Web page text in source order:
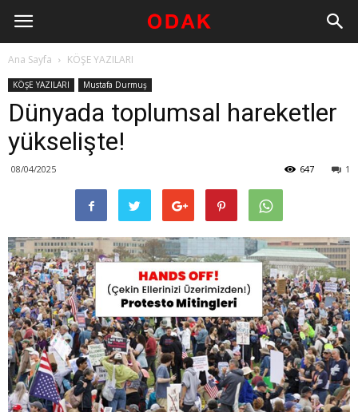
Ana Sayfa KÖŞE YAZILARI
KÖŞE YAZILARI Mustafa Durmuş
Dünyada toplumsal hareketler
yükselişte!
08/04/2025 1
647